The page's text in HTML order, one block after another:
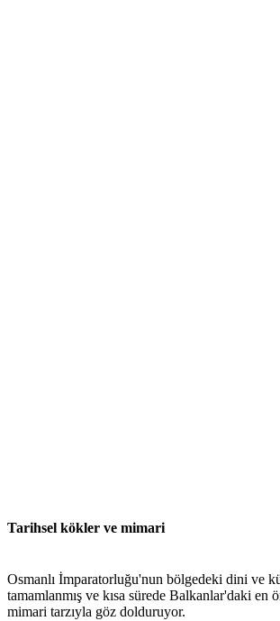
Tarihsel kökler ve mimari
Osmanlı İmparatorluğu'nun bölgedeki dini ve
tamamlanmış ve kısa sürede Balkanlar'daki
mimari tarzıyla göz dolduruyor.